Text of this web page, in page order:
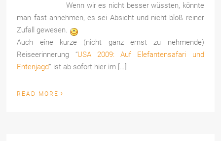
Wenn wir es nicht besser wüssten, könnte
man fast annehmen, es sei Absicht und nicht bloß reiner
Zufall gewesen.
Auch eine kurze (nicht ganz ernst zu nehmende)
Reiseerinnerung “USA 2009: Auf Elefantensafari und
Entenjagd” ist ab sofort hier im […]
READ MORE ›